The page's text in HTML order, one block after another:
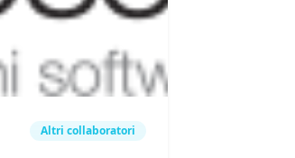
Altri collaboratori